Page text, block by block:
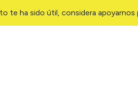
te ha sido útil, considera apoyarnos